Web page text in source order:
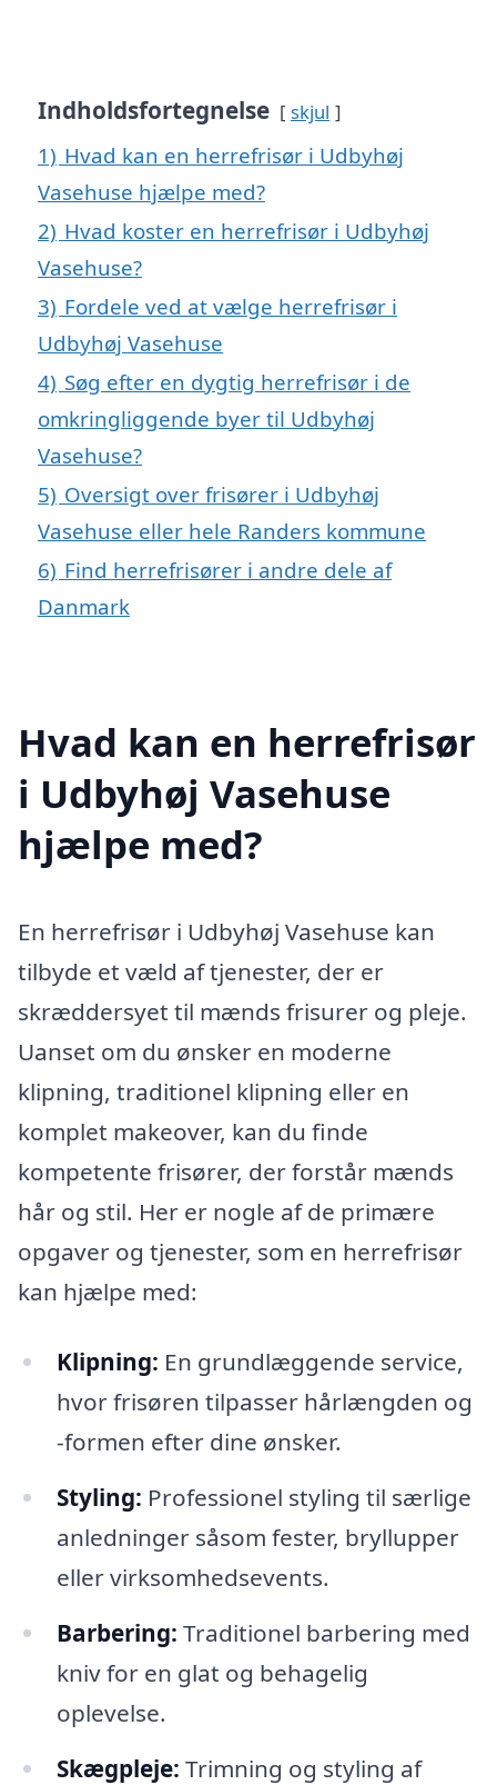
Indholdsfortegnelse skjul
1) Hvad kan en herrefrisør i Udbyhøj
Vasehuse hjælpe med?
2) Hvad koster en herrefrisør i Udbyhøj
Vasehuse?
3) Fordele ved at vælge herrefrisør i
Udbyhøj Vasehuse
4) Søg efter en dygtig herrefrisør i de
omkringliggende byer til Udbyhøj
Vasehuse?
5) Oversigt over frisører i Udbyhøj
Vasehuse eller hele Randers kommune
6) Find herrefrisører i andre dele af
Danmark
Hvad kan en herrefrisør
i Udbyhøj Vasehuse
hjælpe med?
En herrefrisør i Udbyhøj Vasehuse kan
tilbyde et væld af tjenester, der er
skræddersyet til mænds frisurer og pleje.
Uanset om du ønsker en moderne
klipning, traditionel klipning eller en
komplet makeover, kan du finde
kompetente frisører, der forstår mænds
hår og stil. Her er nogle af de primære
opgaver og tjenester, som en herrefrisør
kan hjælpe med:
Klipning: En grundlæggende service,
hvor frisøren tilpasser hårlængden og
-formen efter dine ønsker.
Styling: Professionel styling til særlige
anledninger såsom fester, bryllupper
eller virksomhedsevents.
Barbering: Traditionel barbering med
kniv for en glat og behagelig
oplevelse.
Skægpleje: Trimning og styling af